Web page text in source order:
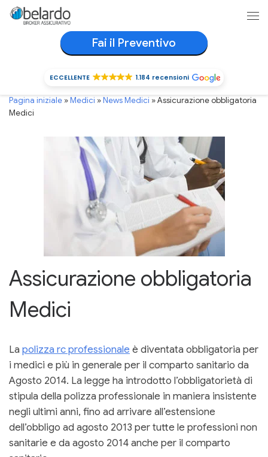
Passa al contenuto
Fai il Preventivo
ECCELLENTE 1.184 recensioni
Pagina iniziale »Medici »News Medici »Assicurazione obbligatoria
Medici
Assicurazione obbligatoria
Medici
La polizza rc professionaleè diventata obbligatoria per
i medici e più in generale per il comparto sanitario da
Agosto 2014. La legge ha introdotto l’obbligatorietà di
stipula della polizza professionale in maniera insistente
negli ultimi anni, fino ad arrivare all’estensione
dell’obbligo ad agosto 2013 per tutte le professioni non
sanitarie e da agosto 2014 anche per il comparto